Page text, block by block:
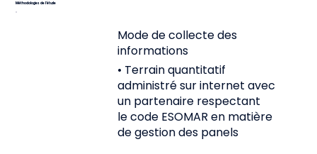
Méthodologies de l’étude
Mode de collecte des
informations
• Terrain quantitatif
administré sur internet avec
un partenaire respectant
le code ESOMAR en matière
de gestion des panels